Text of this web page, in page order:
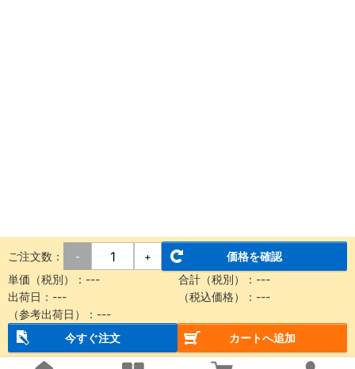
ご注文数： - +
価格を確認
単価（税別）： --- 合計（税別）： ---
出荷日： --- （税込価格）： ---
（参考出荷日）： ---
今すぐ注文
カートへ追加